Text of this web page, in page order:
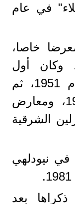
في عام
الفنانة نحو 25 معرضا خاصا،
وكان أول
معرض لها في القاهرة عام 1951، ثم
معرض في روما عام 1967، ومعارض
الشرقية
في نيودلهي
بعد